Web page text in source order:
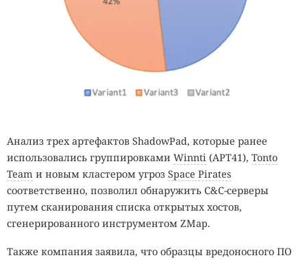
Анализ трех артефактов ShadowPad, которые ранее
использовались группировками Winnti (APT41), Tonto
Team и новым кластером угроз Space Pirates
соответственно, позволил обнаружить C&C-серверы
путем сканирования списка открытых хостов,
сгенерированного инструментом ZMap.
Также компания заявила, что образцы вредоносного ПО